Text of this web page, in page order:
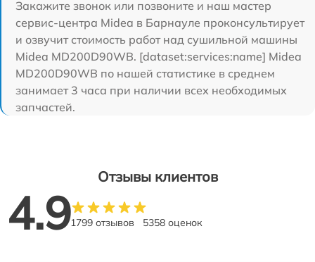
Закажите звонок или позвоните и наш мастер
сервис-центра Midea в Барнауле проконсультирует
и озвучит стоимость работ над сушильной машины
Midea MD200D90WB. [dataset:services:name] Midea
MD200D90WB по нашей статистике в среднем
занимает 3 часа при наличии всех необходимых
запчастей.
Отзывы клиентов
4.91799 отзывов 5358 оценок